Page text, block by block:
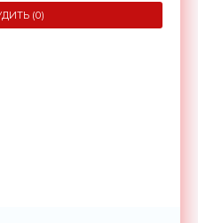
(0)